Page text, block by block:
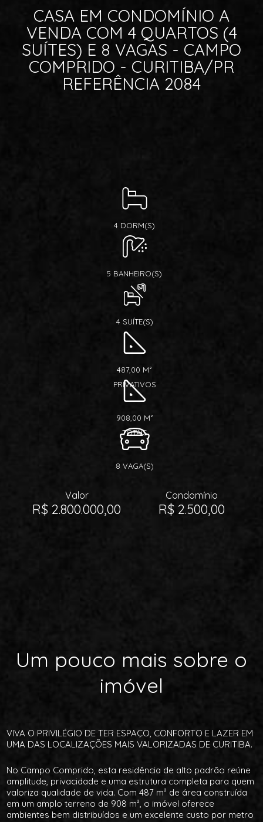
CASA EM CONDOMÍNIO A
VENDA COM 4 QUARTOS (4
SUÍTES) E 8 VAGAS - CAMPO
COMPRIDO - CURITIBA/PR
REFERÊNCIA 2084
4 DORM(S)
5 BANHEIRO(S)
4 SUÍTE(S)
487,00 M²
PRIVATIVOS
908,00 M²
TOTAIS
8 VAGA(S)
Valor
R$ 2.800.000,00
Condomínio
R$ 2.500,00
Um pouco mais sobre o
imóvel
VIVA O PRIVILÉGIO DE TER ESPAÇO, CONFORTO E LAZER EM
UMA DAS LOCALIZAÇÕES MAIS VALORIZADAS DE CURITIBA.
No Campo Comprido, esta residência de alto padrão reúne
amplitude, privacidade e uma estrutura completa para quem
valoriza qualidade de vida. Com 487 m² de área construída
em um amplo terreno de 908 m², o imóvel oferece
ambientes bem distribuídos e um excelente custo por metro